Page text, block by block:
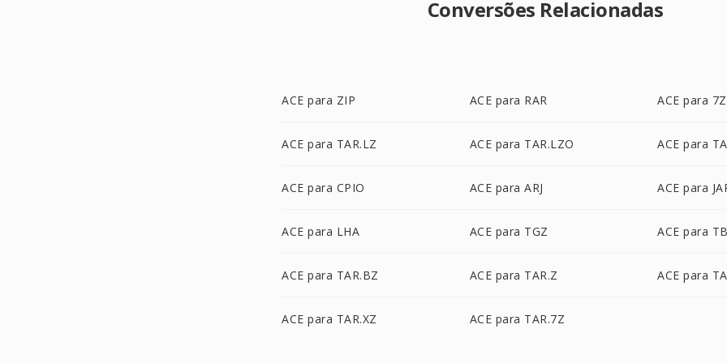
Conversões Relacionadas
ACE para ZIP ACE para RAR ACE para 7Z
ACE para TAR.LZ ACE para TAR.LZO ACE para
ACE para CPIO ACE para ARJ ACE para
ACE para LHA ACE para TGZ ACE para
ACE para TAR.BZ ACE para TAR.Z ACE para
ACE para TAR.XZ ACE para TAR.7Z